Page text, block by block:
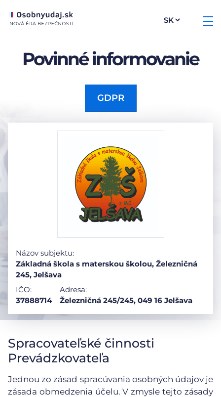
Povinné informovanie
GDPR
Názov subjektu:
Základná škola s materskou školou, Železničná
245, Jelšava
IČO:
37888714
Adresa:
Železničná 245/245, 049 16 Jelšava
Spracovateľské činnosti
Prevádzkovateľa
Jednou zo zásad spracúvania osobných údajov je
zásada obmedzenia účelu. V zmysle tejto zásady